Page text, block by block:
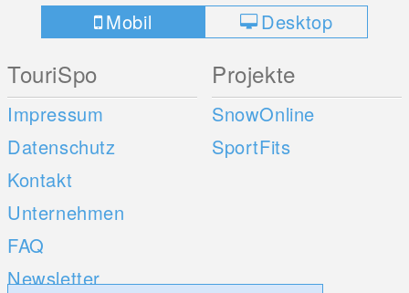
Mobil Desktop
TouriSpo
Impressum
Datenschutz
Kontakt
Unternehmen
FAQ
Newsletter
Projekte
SnowOnline
SportFits